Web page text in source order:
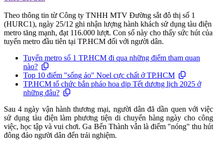
Theo thông tin từ Công ty TNHH MTV Đường sắt đô thị số 1
(HURC1), ngày 25/12 ghi nhận lượng hành khách sử dụng tàu điện
metro tăng mạnh, đạt 116.000 lượt. Con số này cho thấy sức hút của
tuyến metro đầu tiên tại TP.HCM đối với người dân.
Tuyến metro số 1 TP.HCM đi qua những điểm tham quan
nào?
Top 10 điểm "sống ảo" Noel cực chất ở TP.HCM
TP.HCM tổ chức bắn pháo hoa dịp Tết dương lịch 2025 ở
những đâu?
Sau 4 ngày vận hành thương mại, người dân đã dần quen với việc
sử dụng tàu điện làm phương tiện di chuyển hàng ngày cho công
việc, học tập và vui chơi. Ga Bến Thành vẫn là điểm "nóng" thu hút
đông đảo người dân đến trải nghiệm.